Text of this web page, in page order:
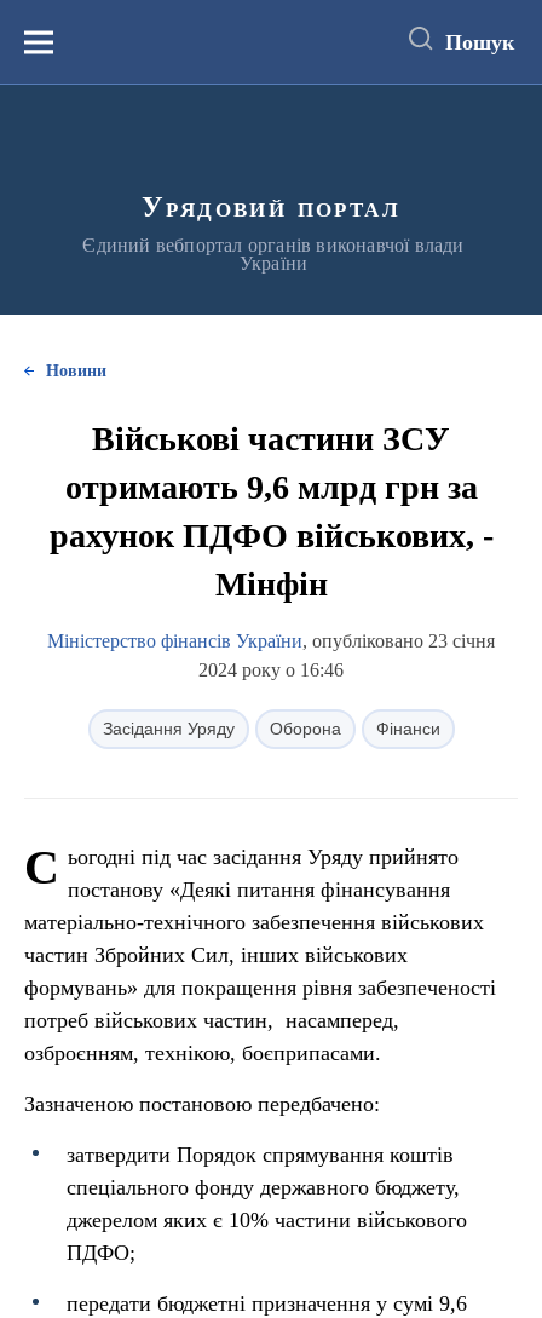
вмістуМеню Пошук
Урядовий портал
Єдиний вебпортал органів виконавчої влади
України
Новини
Військові частини ЗСУ
отримають 9,6 млрд грн за
рахунок ПДФО військових, -
Мінфін
Міністерство фінансів України, опубліковано 23 січня
2024 року о 16:46
Засідання Уряду Оборона Фінанси
С ьогодні під час засідання Уряду прийнято
постанову «Деякі питання фінансування
матеріально-технічного забезпечення військових
частин Збройних Сил, інших військових
формувань» для покращення рівня забезпеченості
потреб військових частин, насамперед,
озброєнням, технікою, боєприпасами.
Зазначеною постановою передбачено:
затвердити Порядок спрямування коштів
спеціального фонду державного бюджету,
джерелом яких є 10% частини військового
ПДФО;
передати бюджетні призначення у сумі 9,6